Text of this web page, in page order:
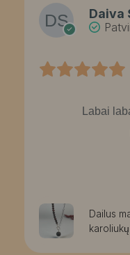
Daiva
Labai
Dailus